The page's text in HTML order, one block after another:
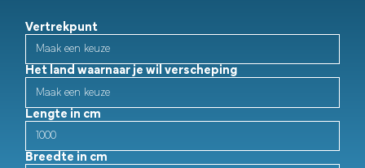
Vertrekpunt
Het land waarnaar je wil verscheping
Lengte in cm
Breedte in cm